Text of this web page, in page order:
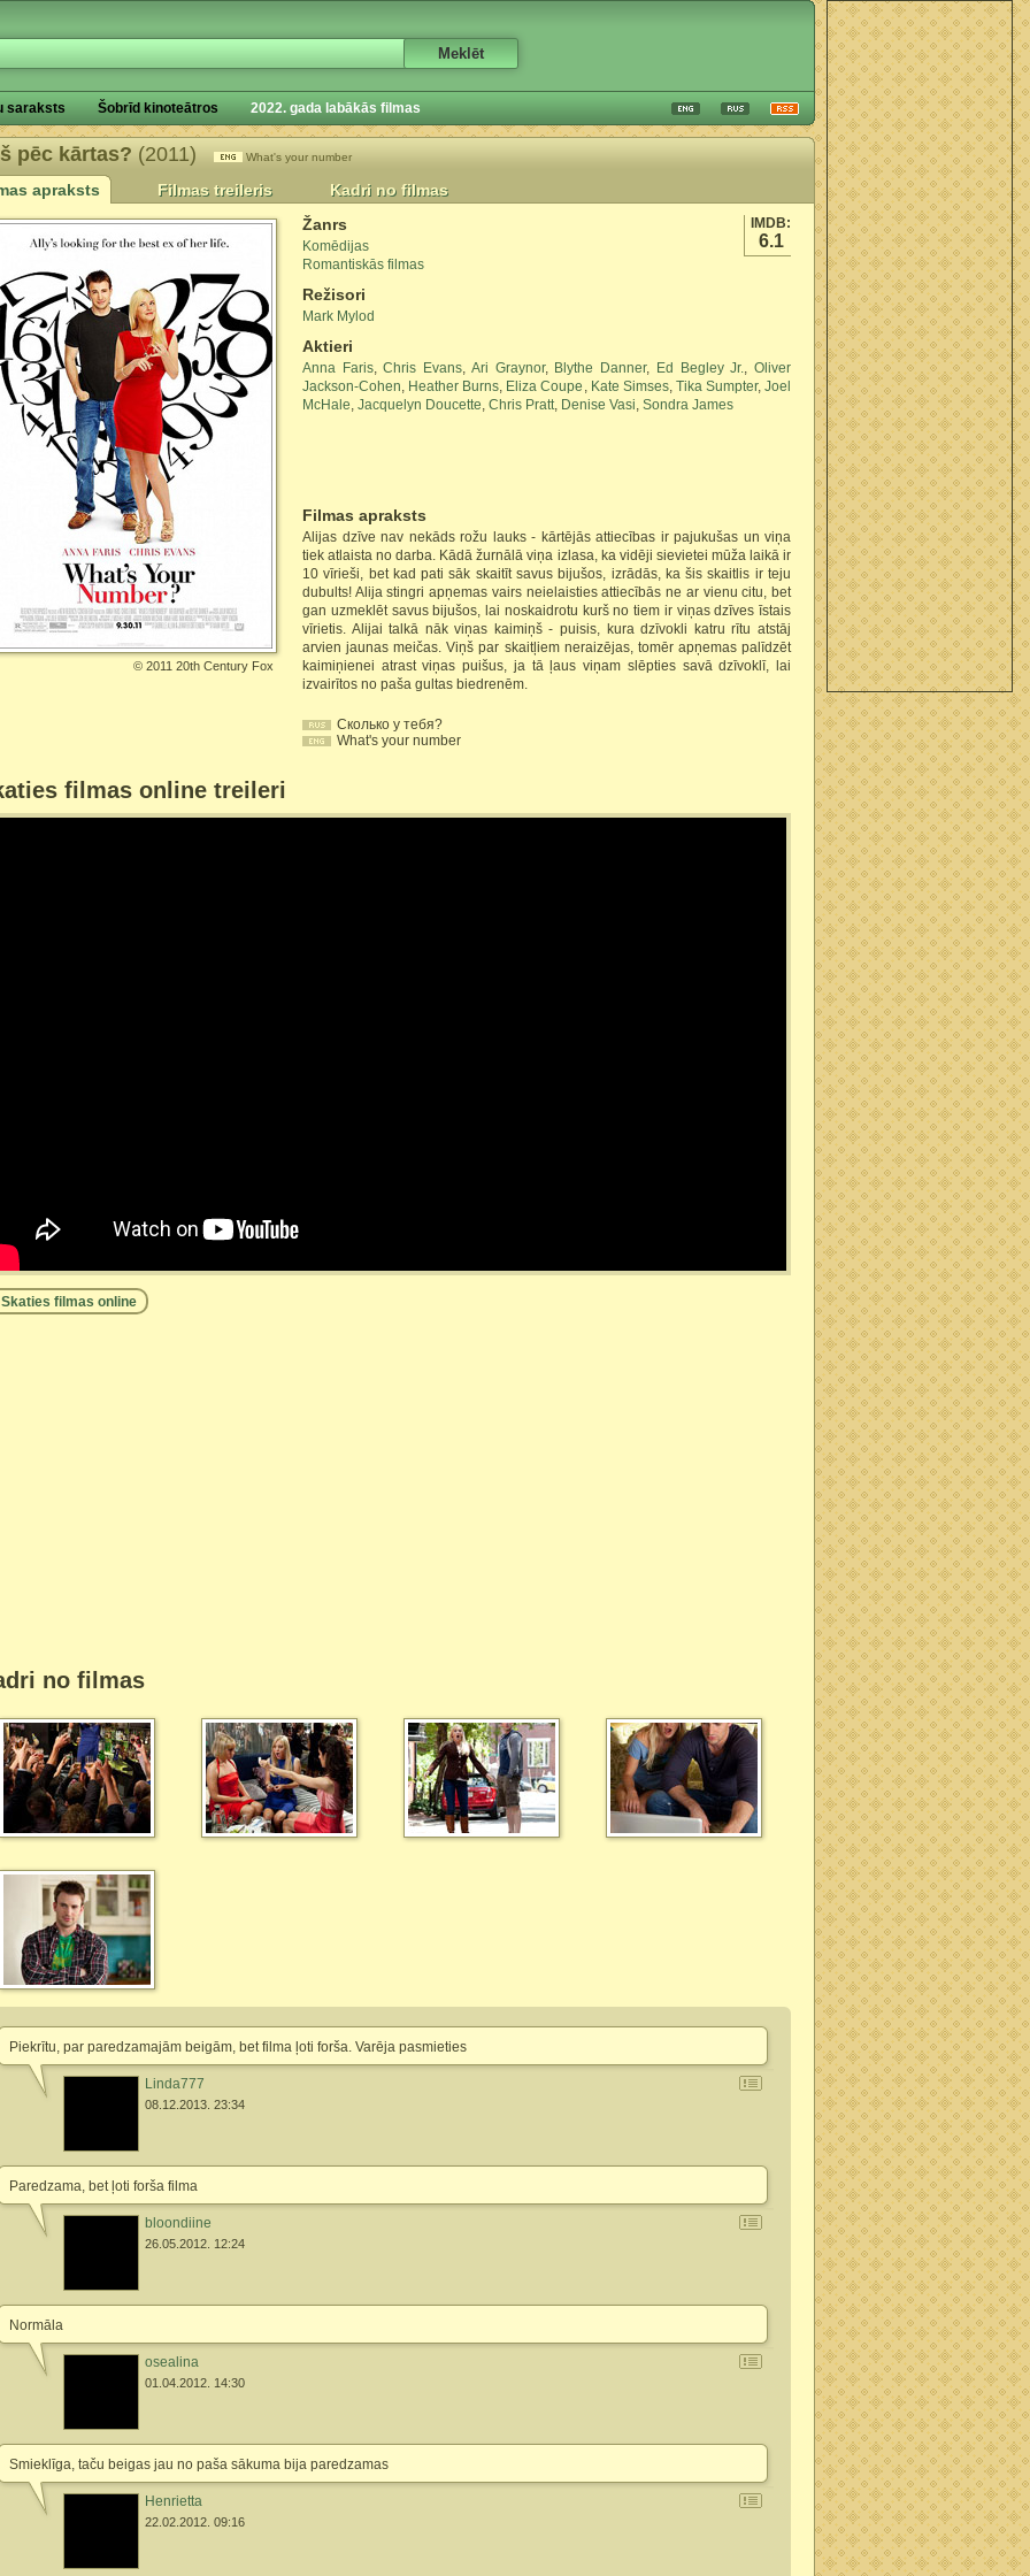
saraksts Šobrīd kinoteātros 2022. gada labākās filmas
pēc kārtas? (2011) What's your number
apraksts Filmas treileris Kadri no filmas
IMDB:
6.1
Žanrs
Komēdijas
Romantiskās filmas
Režisori
Mark Mylod
Aktieri
Anna Faris,Chris Evans, Ari Graynor, Blythe Danner, Ed Begley Jr.,Oliver
Jackson-Cohen, Heather Burns, Eliza Coupe , Kate Simses, Tika Sumpter,Joel
McHale, Jacquelyn Doucette, Chris Pratt, Denise Vasi, Sondra James
Filmas apraksts
Alijas dzīve nav nekāds rožu lauks - kārtējās attiecības ir pajukušas un viņa
tiek atlaista no darba. Kādā žurnālā viņa izlasa, ka vidēji sievietei mūža laikā ir
10 vīrieši, bet kad pati sāk skaitīt savus bijušos, izrādās, ka šis skaitlis ir teju
dubults! Alija stingri apņemas vairs neielaisties attiecībās ne ar vienu citu, bet
gan uzmeklēt savus bijušos, lai noskaidrotu kurš no tiem ir viņas dzīves īstais
vīrietis. Alijai talkā nāk viņas kaimiņš - puisis, kura dzīvokli katru rītu atstāj
arvien jaunas meičas. Viņš par skaitļiem neraizējas, tomēr apņemas palīdzēt
kaimiņienei atrast viņas puišus, ja tā ļaus viņam slēpties savā dzīvoklī, lai
izvairītos no paša gultas biedrenēm.
Сколько у тебя?
What's your number
© 2011 20th Century Fox
filmas online treileri
Skaties filmas online
no filmas
Piekrītu, par paredzamajām beigām, bet filma ļoti forša. Varēja pasmieties
Linda777
08.12.2013. 23:34
Paredzama, bet ļoti forša filma
bloondiine
26.05.2012. 12:24
Normāla
osealina
01.04.2012. 14:30
Smieklīga, taču beigas jau no paša sākuma bija paredzamas
Henrietta
22.02.2012. 09:16